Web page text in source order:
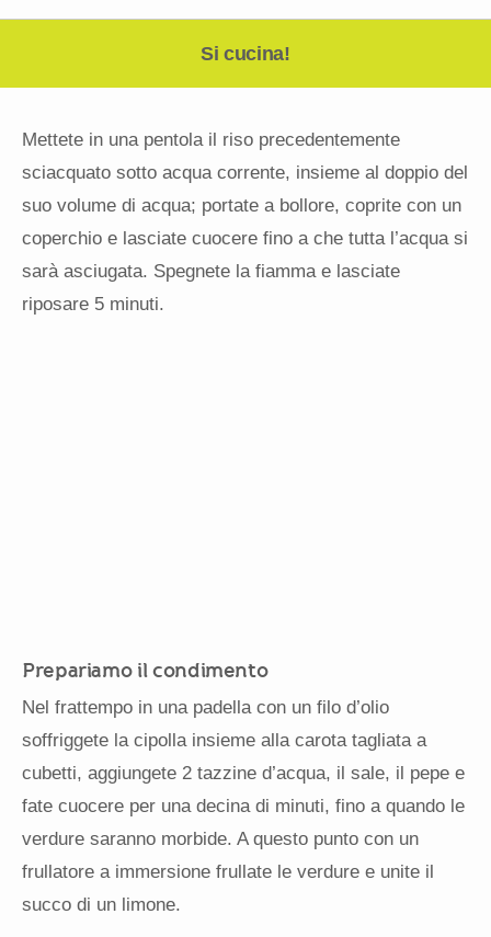
Si cucina!
Mettete in una pentola il riso precedentemente
sciacquato sotto acqua corrente, insieme al doppio del
suo volume di acqua; portate a bollore, coprite con un
coperchio e lasciate cuocere fino a che tutta l’acqua si
sarà asciugata. Spegnete la fiamma e lasciate
riposare 5 minuti.
Prepariamo il condimento
Nel frattempo in una padella con un filo d’olio
soffriggete la cipolla insieme alla carota tagliata a
cubetti, aggiungete 2 tazzine d’acqua, il sale, il pepe e
fate cuocere per una decina di minuti, fino a quando le
verdure saranno morbide. A questo punto con un
frullatore a immersione frullate le verdure e unite il
succo di un limone.